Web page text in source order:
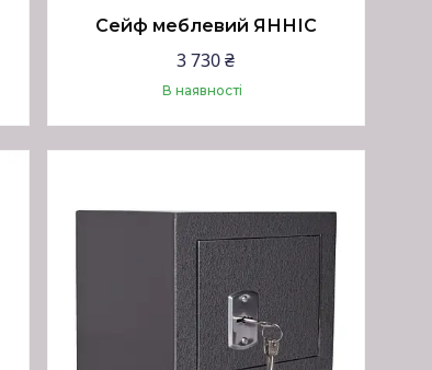
Сейф меблевий ЯННІС
3 730 ₴
В наявності